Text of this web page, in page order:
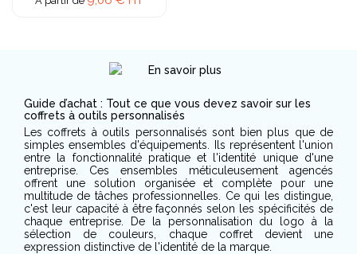
Guide d’achat : Tout ce que vous devez savoir sur les
coffrets à outils personnalisés
Les coffrets à outils personnalisés sont bien plus que de
simples ensembles d'équipements. Ils représentent l'union
entre la fonctionnalité pratique et l'identité unique d'une
entreprise. Ces ensembles méticuleusement agencés
offrent une solution organisée et complète pour une
multitude de tâches professionnelles. Ce qui les distingue,
c'est leur capacité à être façonnés selon les spécificités de
chaque entreprise. De la personnalisation du logo à la
sélection de couleurs, chaque coffret devient une
expression distinctive de l'identité de la marque.